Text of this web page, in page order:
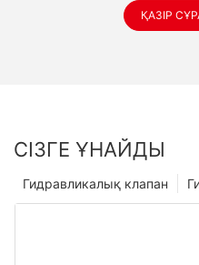
ҚАЗІР
СІЗГЕ ҰНАЙДЫ
Гидравликалық клапан